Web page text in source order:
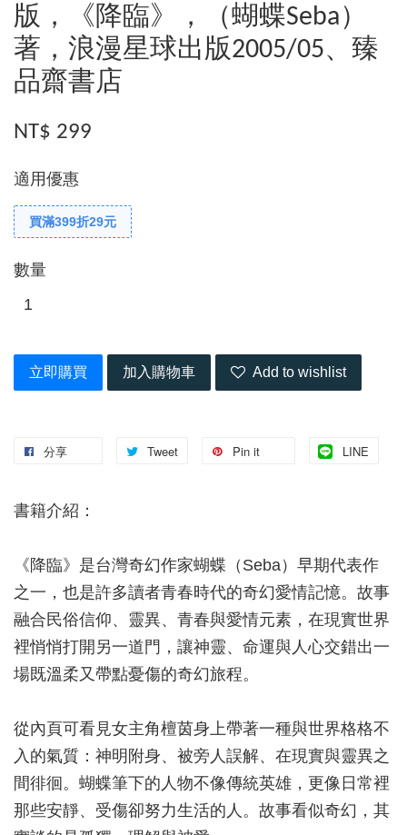
版，《降臨》，（蝴蝶Seba）
著，浪漫星球出版2005/05、臻
品齋書店
NT$ 299
適用優惠
買滿399折29元
數量
立即購買 加入購物車 Add to wishlist
分享 Tweet Pin it LINE
書籍介紹：
《降臨》是台灣奇幻作家蝴蝶（Seba）早期代表作
之一，也是許多讀者青春時代的奇幻愛情記憶。故事
融合民俗信仰、靈異、青春與愛情元素，在現實世界
裡悄悄打開另一道門，讓神靈、命運與人心交錯出一
場既溫柔又帶點憂傷的奇幻旅程。
從內頁可看見女主角檀茵身上帶著一種與世界格格不
入的氣質：神明附身、被旁人誤解、在現實與靈異之
間徘徊。蝴蝶筆下的人物不像傳統英雄，更像日常裡
那些安靜、受傷卻努力生活的人。故事看似奇幻，其